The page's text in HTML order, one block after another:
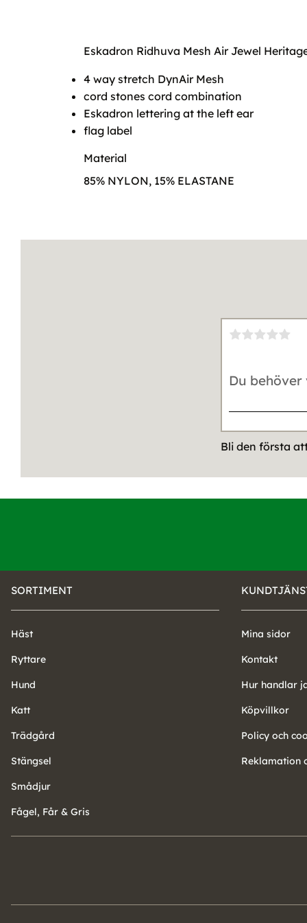
Eskadron Ridhuva Mesh Air Jewel
4 way stretch DynAir Mesh
cord stones cord combination
Eskadron lettering at the left ear
flag label
Material
85% NYLON, 15% ELASTANE
Bli den första
SORTIMENT
Häst
Ryttare
Hund
Katt
Trädgård
Stängsel
Smådjur
Fågel, Får & Gris
Mina sidor
Kontakt
Hur handlar
Köpvillkor
Policy och
Reklamation